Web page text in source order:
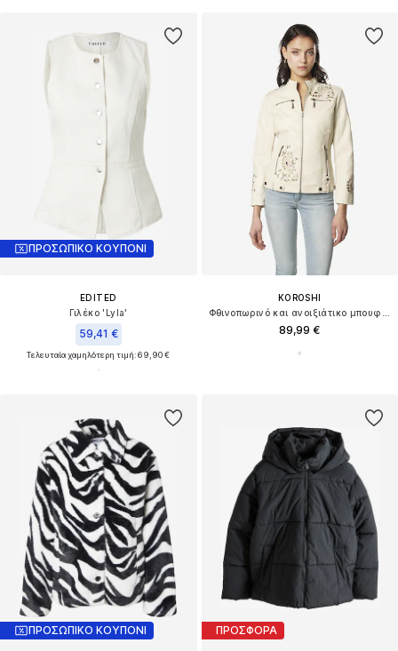
ΠΡΟΣΩΠΙΚΟ ΚΟΥΠΟΝΙ
EDITED
Γιλέκο 'Lyla'
59,41 €
Τελευταία χαμηλότερη τιμή:69,90 €
KOROSHI
89,99 €
ΠΡΟΣΩΠΙΚΟ ΚΟΥΠΟΝΙ ΠΡΟΣΦΟΡΑ